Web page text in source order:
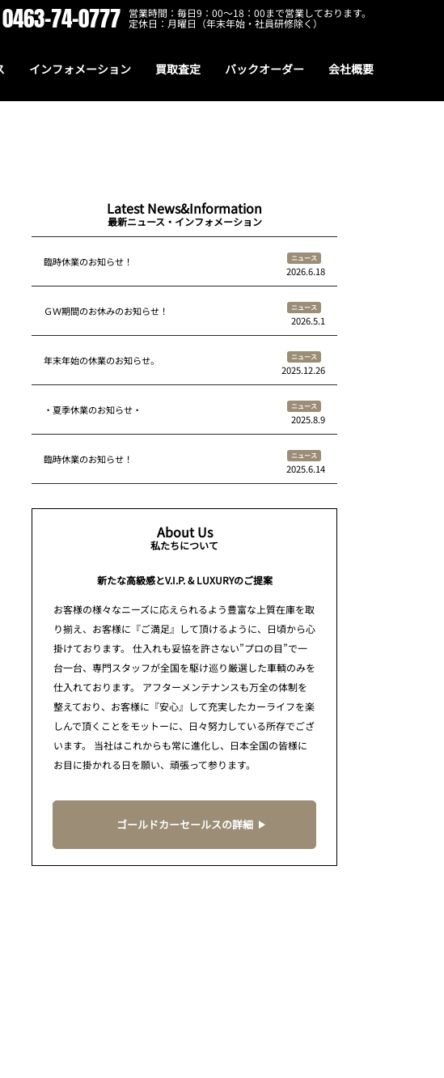
0463-74-0777 営業時間：毎日9：00～18：00まで営業しております。
定休日：月曜日（年末年始・社員研修除く）
インフォメーション 買取査定 バックオーダー 会社概要
Latest News&Information
最新ニュース・インフォメーション
臨時休業のお知らせ！ ニュース
2026.6.18
ＧＷ期間のお休みのお知らせ！ ニュース
2026.5.1
年末年始の休業のお知らせ。 ニュース
2025.12.26
・夏季休業のお知らせ・ ニュース
2025.8.9
臨時休業のお知らせ！ ニュース
2025.6.14
About Us
私たちについて
新たな高級感とV.I.P. & LUXURYのご提案
お客様の様々なニーズに応えられるよう豊富な上質在庫を取
り揃え、お客様に『ご満足』して頂けるように、日頃から心
掛けております。 仕入れも妥協を許さない”プロの目”で一
台一台、専門スタッフが全国を駆け巡り厳選した車輌のみを
仕入れております。 アフターメンテナンスも万全の体制を
整えており、お客様に『安心』して充実したカーライフを楽
しんで頂くことをモットーに、日々努力している所存でござ
います。 当社はこれからも常に進化し、日本全国の皆様に
お目に掛かれる日を願い、頑張って参ります。
ゴールドカーセールスの詳細